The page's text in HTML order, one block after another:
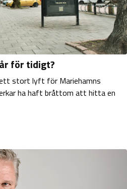
för tidigt?
stort lyft för Mariehamns
ha haft bråttom att hitta en